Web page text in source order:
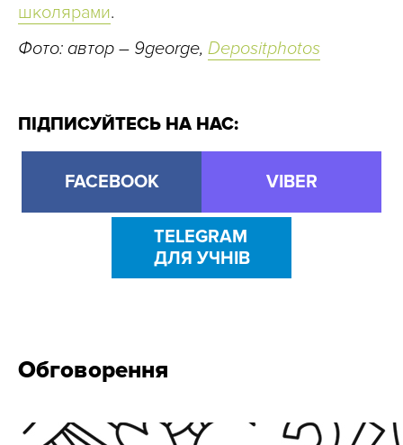
школярами.
Фото: автор – 9george, Depositphotos
ПІДПИСУЙТЕСЬ НА НАС:
FACEBOOK VIBER
TELEGRAM
ДЛЯ УЧНІВ
Обговорення